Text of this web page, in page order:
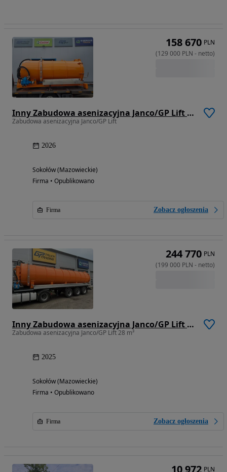
Inny Zabudowa asenizacyjna Janco/GP Lift 8 m3
Zabudowa asenizacyjna Janco/GP Lift
2026
Sokołów (Mazowieckie)
Firma • Opublikowano
Firma Zobacz ogłoszenia
158 670 PLN
(129 000 PLN - netto)
Inny Zabudowa asenizacyjna Janco/GP Lift 28 m³
Zabudowa asenizacyjna Janco/GP Lift 28 m³
2025
Sokołów (Mazowieckie)
Firma • Opublikowano
Firma Zobacz ogłoszenia
244 770 PLN
(199 000 PLN - netto)
PLN